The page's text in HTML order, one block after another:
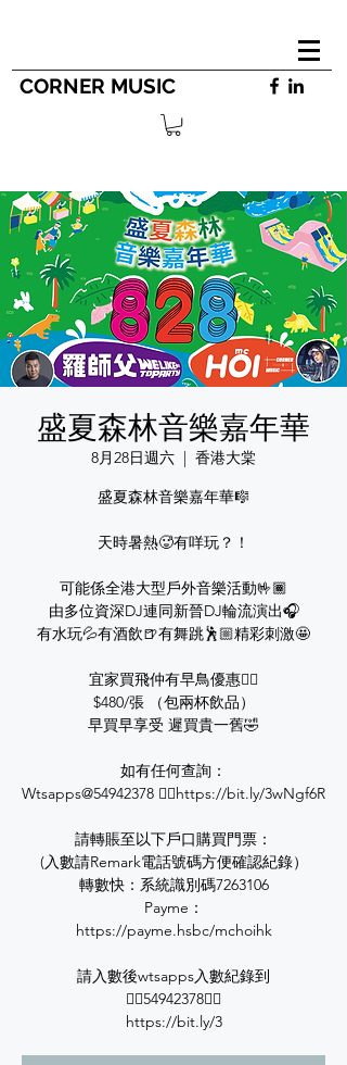
CORNER MUSIC
盛夏森林音樂嘉年華
8月28日週六
  |
香港大棠
盛夏森林音樂嘉年華🎼
天時暑熱🥵有咩玩？！
可能係全港大型戶外音樂活動🤟🏾
由多位資深DJ連同新晉DJ輪流演出🎧
有水玩💦有酒飲🍺有舞跳🕺🏼精彩刺激🤩
宜家買飛仲有早鳥優惠👇🏻
$480/張 （包兩杯飲品）
早買早享受 遲買貴一舊🤣
如有任何查詢：
Wtsapps@54942378 👉🏽https://bit.ly/3wNgf6R
請轉賬至以下戶口購買門票：
(入數請Remark電話號碼方便確認紀錄）
轉數快：系統識別碼7263106
Payme：
https://payme.hsbc/mchoihk
請入數後wtsapps入數紀錄到
👇🏾54942378👇🏾
https://bit.ly/3